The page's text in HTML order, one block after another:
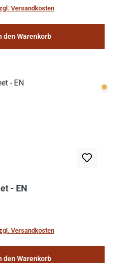
dans la Lune” (“A Trip to...
Versandkosten
den Warenkorb
Wenige
- EN
Versandkosten
den Warenkorb